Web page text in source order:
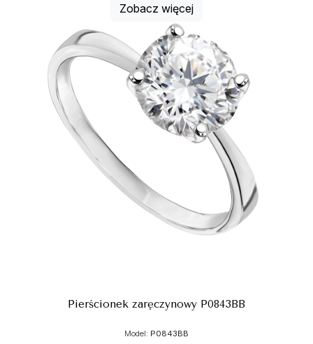
Zobacz więcej
Pierścionek zaręczynowy P0843BB
Model: P0843BB